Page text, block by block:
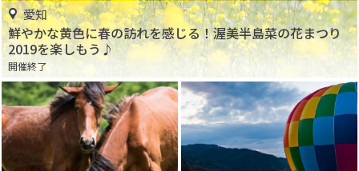
愛知
鮮やかな黄色に春の訪れを感じる！渥美半島菜の花まつり
2019を楽しもう♪
開催終了